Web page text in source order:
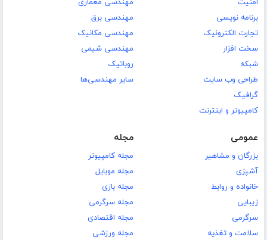
امنیت
برنامه نویسی
تجارت الکترونیک
سخت افزار
شبکه
طراحی وب سایت
گرافیک
کامپیوتر و اینترنت
مهندسی معماری
مهندسی برق
مهندسی مکانیک
مهندسی شیمی
روباتیک
سایر مهندسی‌ها
عمومی
بزرگان و مشاهیر
آشپزی
خانواده و روابط
زیبایی
سرگرمی
سلامت و تغذیه
مجله
مجله کامپیوتر
مجله موبایل
مجله بازی
مجله سرگرمی
مجله اقتصادی
مجله ورزشی